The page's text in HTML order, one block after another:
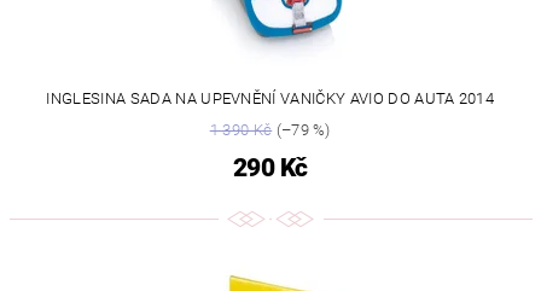
INGLESINA SADA NA UPEVNĚNÍ VANIČKY AVIO DO AUTA 2014
1 390 Kč(–79 %)
290 Kč